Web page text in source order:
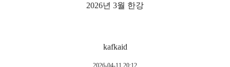
2026년 3월 한강
kafkaid
2026-04-11 20:12